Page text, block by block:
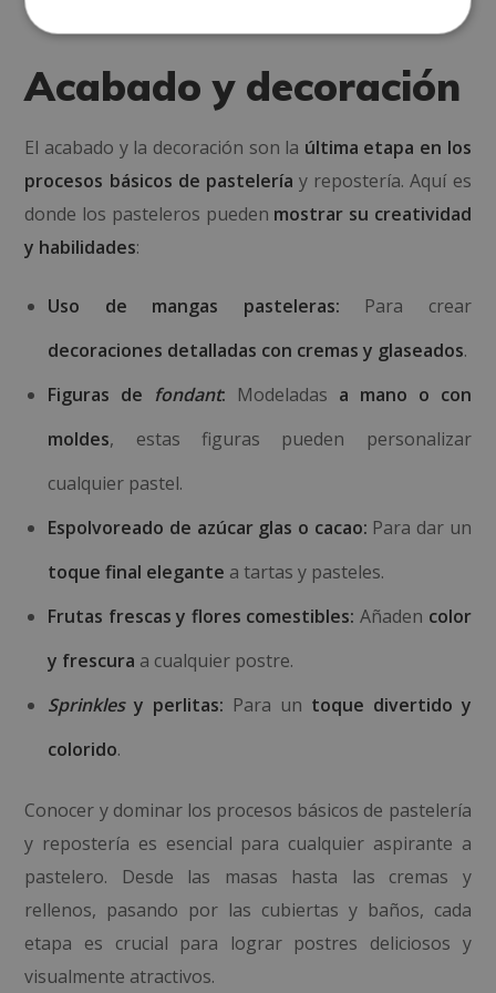
Acabado y decoración
El acabado y la decoración son la última etapa en los
procesos básicos de pastelería y repostería. Aquí es
donde los pasteleros pueden mostrar su creatividad
y habilidades:
Uso de mangas pasteleras: Para crear
decoraciones detalladas con cremas y glaseados.
Figuras de fondant: Modeladas a mano o con
moldes, estas figuras pueden personalizar
cualquier pastel.
Espolvoreado de azúcar glas o cacao: Para dar un
toque final elegante a tartas y pasteles.
Frutas frescas y flores comestibles: Añaden color
y frescura a cualquier postre.
Sprinklesy perlitas: Para un toque divertido y
colorido.
Conocer y dominar los procesos básicos de pastelería
y repostería es esencial para cualquier aspirante a
pastelero. Desde las masas hasta las cremas y
rellenos, pasando por las cubiertas y baños, cada
etapa es crucial para lograr postres deliciosos y
visualmente atractivos.